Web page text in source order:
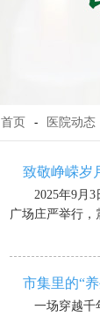
首页 - 医院动态
致敬峥嵘岁
2025年9月
广场庄严举行，
市集里的“
一场穿越千